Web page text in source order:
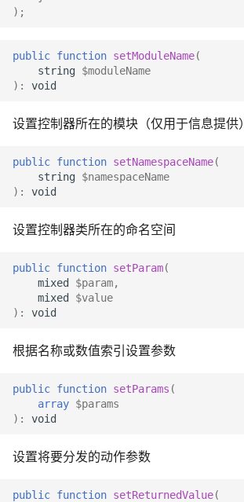
);
public function setModuleName(
string $moduleName
) : void
设置控制器所在的模块（仅用于信息提供）
public function setNamespaceName(
string $namespaceName
) : void
设置控制器类所在的命名空间
public function setParam(
mixed $param,
mixed $value
) : void
根据名称或数值索引设置参数
public function setParams (
array $params
) : void
设置将要分发的动作参数
public function setReturnedValue(